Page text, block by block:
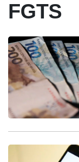
FGTS